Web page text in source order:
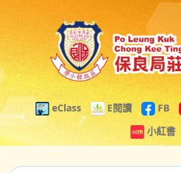
eClass E閱讀 FB
小紅書